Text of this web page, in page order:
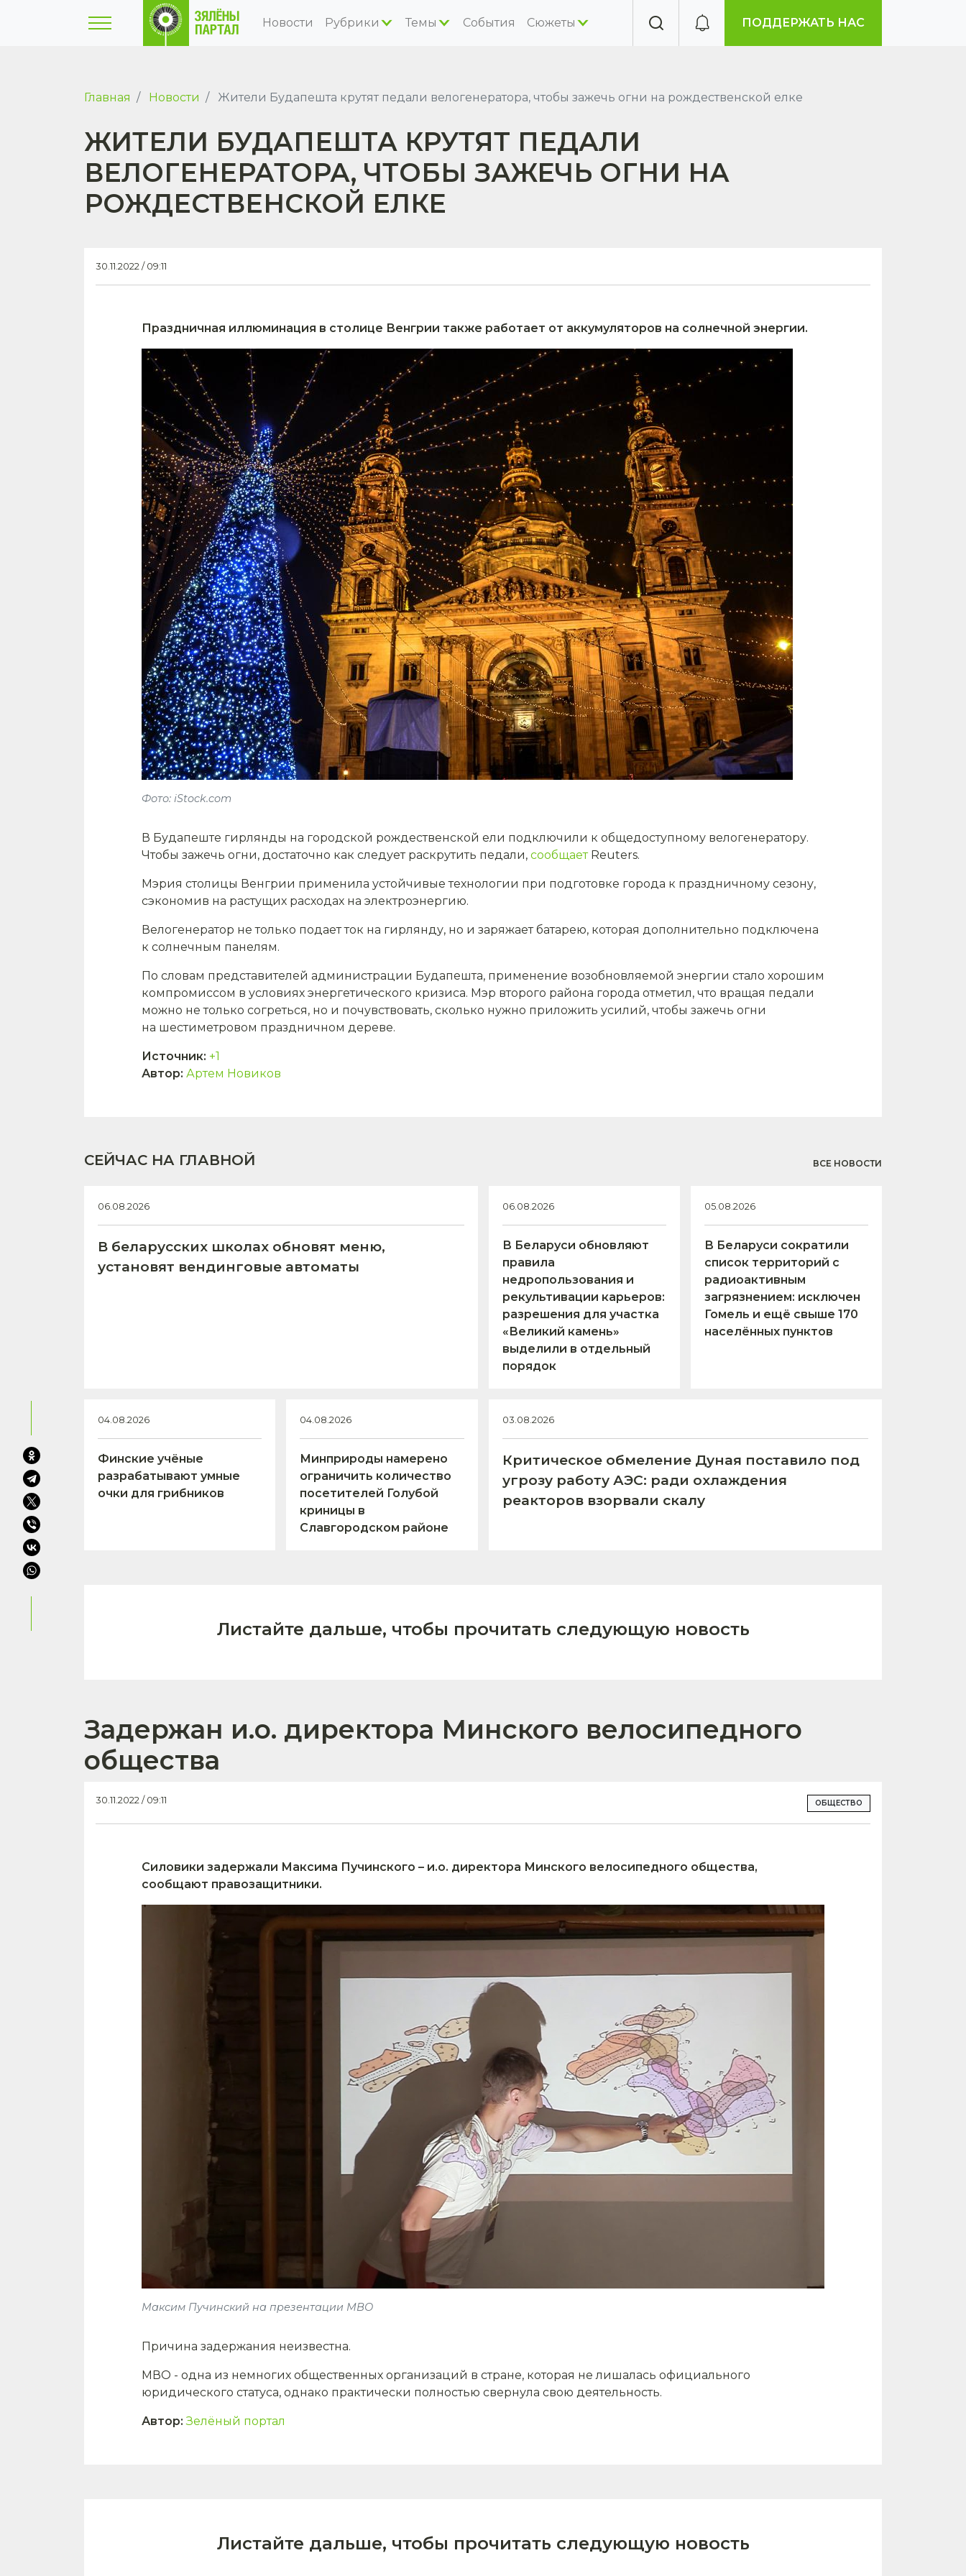
Новости Рубрики Темы События Сюжеты ПОДДЕРЖАТЬ НАС
Главная Новости Жители Будапешта крутят педали велогенератора, чтобы зажечь огни на рождественской елке
ЖИТЕЛИ БУДАПЕШТА КРУТЯТ ПЕДАЛИ
ВЕЛОГЕНЕРАТОРА, ЧТОБЫ ЗАЖЕЧЬ ОГНИ НА
РОЖДЕСТВЕНСКОЙ ЕЛКЕ
30.11.2022 / 09:11
Праздничная иллюминация в столице Венгрии также работает от аккумуляторов на солнечной энергии.
Фото: iStock.com
В Будапеште гирлянды на городской рождественской ели подключили к общедоступному велогенератору.
Чтобы зажечь огни, достаточно как следует раскрутить педали, сообщаетReuters.
Мэрия столицы Венгрии применила устойчивые технологии при подготовке города к праздничному сезону,
сэкономив на растущих расходах на электроэнергию.
Велогенератор не только подает ток на гирлянду, но и заряжает батарею, которая дополнительно подключена
к солнечным панелям.
По словам представителей администрации Будапешта, применение возобновляемой энергии стало хорошим
компромиссом в условиях энергетического кризиса. Мэр второго района города отметил, что вращая педали
можно не только согреться, но и почувствовать, сколько нужно приложить усилий, чтобы зажечь огни
на шестиметровом праздничном дереве.
Источник: +1
Автор: Артем Новиков
СЕЙЧАС НА ГЛАВНОЙ ВСЕ НОВОСТИ
06.08.2026
В беларусских школах обновят меню,
установят вендинговые автоматы
06.08.2026
В Беларуси обновляют
правила
недропользования и
рекультивации карьеров:
разрешения для участка
«Великий камень»
выделили в отдельный
порядок
05.08.2026
В Беларуси сократили
список территорий с
радиоактивным
загрязнением: исключен
Гомель и ещё свыше 170
населённых пунктов
04.08.2026
Финские учёные
разрабатывают умные
очки для грибников
04.08.2026
Минприроды намерено
ограничить количество
посетителей Голубой
криницы в
Славгородском районе
03.08.2026
Критическое обмеление Дуная поставило под
угрозу работу АЭС: ради охлаждения
реакторов взорвали скалу
Листайте дальше, чтобы прочитать следующую новость
Задержан и.о. директора Минского велосипедного
общества
30.11.2022 / 09:11 ОБЩЕСТВО
Силовики задержали Максима Пучинского – и.о. директора Минского велосипедного общества,
сообщают правозащитники.
Максим Пучинский на презентации МВО
Причина задержания неизвестна.
МВО - одна из немногих общественных организаций в стране, которая не лишалась официального
юридического статуса, однако практически полностью свернула свою деятельность.
Автор: Зелёный портал
Листайте дальше, чтобы прочитать следующую новость